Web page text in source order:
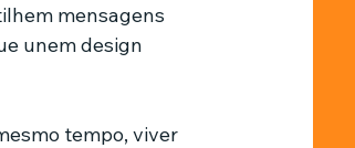
mensagens
unem design
tempo, viver